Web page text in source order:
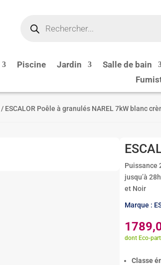
produits
Piscine Jardin Salle de bain
/ ESCALOR Poêle à granulés NAREL 7kW blanc
Puissance
jusqu’à
et Noir
Marque :
dont Eco-
Classe